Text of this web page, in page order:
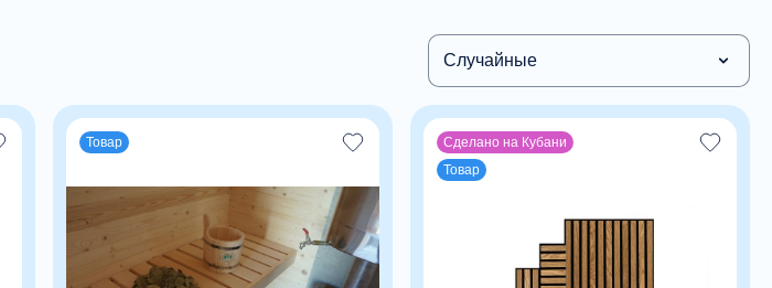
Случайные
Товар
Сделано на Кубани
Товар